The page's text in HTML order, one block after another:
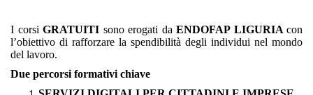
I corsi GRATUITI sono erogati da ENDOFAP LIGURIA con
l’obiettivo di rafforzare la spendibilità degli individui nel mondo
del lavoro.
Due percorsi formativi chiave